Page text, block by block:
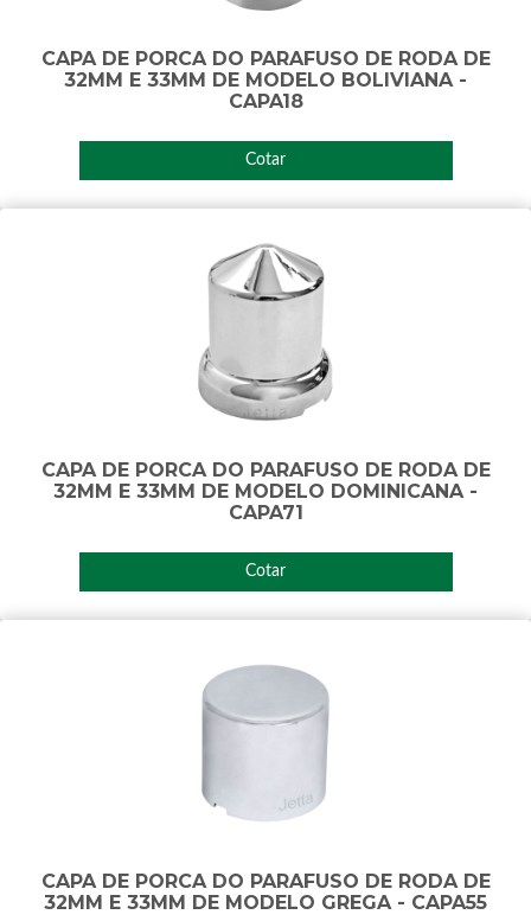
CAPA DE PORCA DO PARAFUSO DE RODA DE
32MM E 33MM DE MODELO BOLIVIANA -
CAPA18
Cotar
CAPA DE PORCA DO PARAFUSO DE RODA DE
32MM E 33MM DE MODELO DOMINICANA -
CAPA71
Cotar
CAPA DE PORCA DO PARAFUSO DE RODA DE
32MM E 33MM DE MODELO GREGA - CAPA55